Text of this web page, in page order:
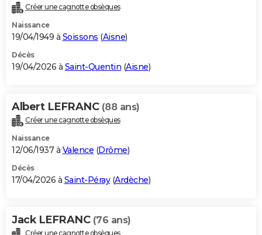
Créer une cagnotte obsèques
Naissance
19/04/1949 à Soissons (Aisne)
Décès
19/04/2026 à Saint-Quentin (Aisne)
Albert LEFRANC (88 ans)
Créer une cagnotte obsèques
Naissance
12/06/1937 à Valence (Drôme)
Décès
17/04/2026 à Saint-Péray(Ardèche)
Jack LEFRANC (76 ans)
Créer une cagnotte obsèques